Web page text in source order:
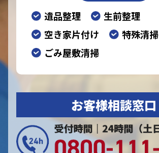
遺品整理
生前整理
空き家片付け
特殊清掃
ごみ屋敷清掃
お客様相談窓口